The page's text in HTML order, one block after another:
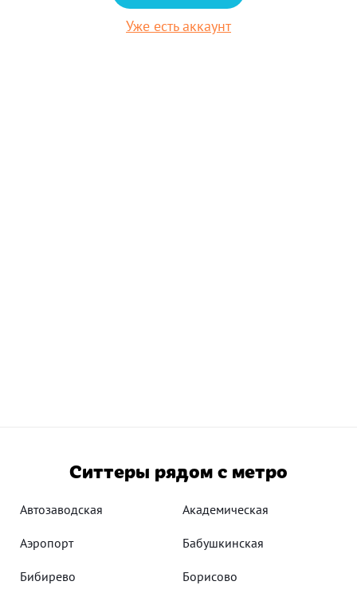
Уже есть аккаунт
Ситтеры рядом с метро
Автозаводская Академическая
Аэропорт Бабушкинская
Бибирево Борисово